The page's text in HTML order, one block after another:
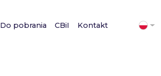
Do pobrania CBiI Kontakt